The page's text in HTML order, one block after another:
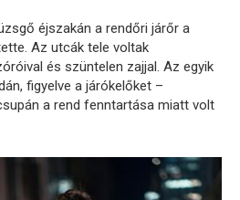
éjszakán a rendőri járőr a
Az utcák tele voltak
és szüntelen zajjal. Az egyik
figyelve a járókelőket –
a rend fenntartása miatt volt